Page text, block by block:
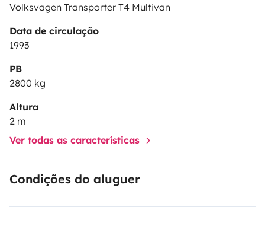
Volksvagen Transporter T4 Multivan
Data de circulação
1993
PB
2800 kg
Altura
2 m
Ver todas as características
Condições do aluguer